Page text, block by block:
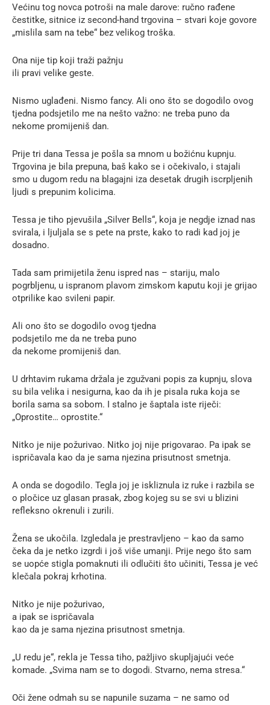
Većinu tog novca potroši na male darove: ručno rađene
čestitke, sitnice iz second-hand trgovina – stvari koje govore
„mislila sam na tebe“ bez velikog troška.
Ona nije tip koji traži pažnju
ili pravi velike geste.
Nismo uglađeni. Nismo fancy. Ali ono što se dogodilo ovog
tjedna podsjetilo me na nešto važno: ne treba puno da
nekome promijeniš dan.
Prije tri dana Tessa je pošla sa mnom u božićnu kupnju.
Trgovina je bila prepuna, baš kako se i očekivalo, i stajali
smo u dugom redu na blagajni iza desetak drugih iscrpljenih
ljudi s prepunim kolicima.
Tessa je tiho pjevušila „Silver Bells“, koja je negdje iznad nas
svirala, i ljuljala se s pete na prste, kako to radi kad joj je
dosadno.
Tada sam primijetila ženu ispred nas – stariju, malo
pogrbljenu, u ispranom plavom zimskom kaputu koji je grijao
otprilike kao svileni papir.
Ali ono što se dogodilo ovog tjedna
podsjetilo me da ne treba puno
da nekome promijeniš dan.
U drhtavim rukama držala je zgužvani popis za kupnju, slova
su bila velika i nesigurna, kao da ih je pisala ruka koja se
borila sama sa sobom. I stalno je šaptala iste riječi:
„Oprostite… oprostite.“
Nitko je nije požurivao. Nitko joj nije prigovarao. Pa ipak se
ispričavala kao da je sama njezina prisutnost smetnja.
A onda se dogodilo. Tegla joj je iskliznula iz ruke i razbila se
o pločice uz glasan prasak, zbog kojeg su se svi u blizini
refleksno okrenuli i zurili.
Žena se ukočila. Izgledala je prestravljeno – kao da samo
čeka da je netko izgrdi i još više umanji. Prije nego što sam
se uopće stigla pomaknuti ili odlučiti što učiniti, Tessa je već
klečala pokraj krhotina.
Nitko je nije požurivao,
a ipak se ispričavala
kao da je sama njezina prisutnost smetnja.
„U redu je“, rekla je Tessa tiho, pažljivo skupljajući veće
komade. „Svima nam se to dogodi. Stvarno, nema stresa.“
Oči žene odmah su se napunile suzama – ne samo od